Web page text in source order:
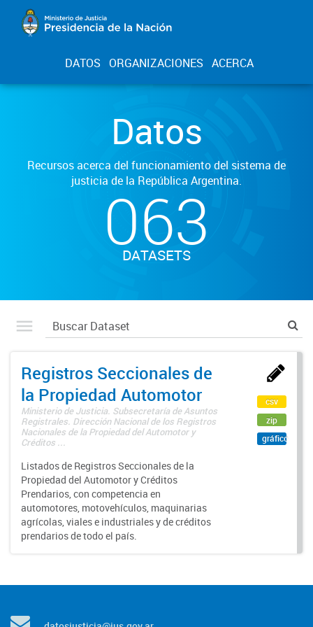
DATOS ORGANIZACIONES ACERCA
Datos
Recursos acerca del funcionamiento del sistema de
justicia de la República Argentina.
063
DATASETS
Registros Seccionales de
la Propiedad Automotor
Ministerio de Justicia. Subsecretaría de Asuntos
Registrales. Dirección Nacional de los Registros
Nacionales de la Propiedad del Automotor y
Créditos ...
Listados de Registros Seccionales de la
Propiedad del Automotor y Créditos
Prendarios, con competencia en
automotores, motovehículos, maquinarias
agrícolas, viales e industriales y de créditos
prendarios de todo el país.
csv
zip
gráfico